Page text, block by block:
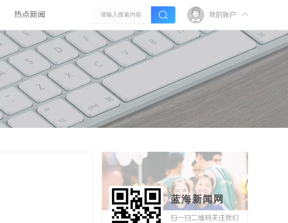
热点新闻 我的账户
蓝海新闻网
扫一扫二维码关注我们